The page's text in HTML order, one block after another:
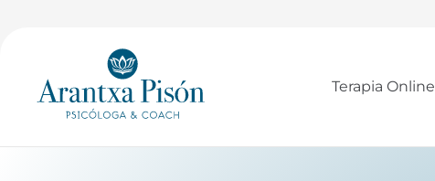
Terapia Online